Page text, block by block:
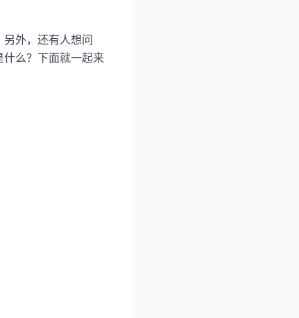
外，还有人想问
么？下面就一起来